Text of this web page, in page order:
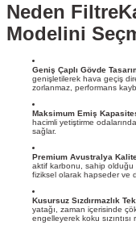
Neden
Modelini
Geniş Çaplı Gövde
genişletilerek hava geçiş
zorlanmaz, performans
Maksimum Emiş
hacimli yetiştirme
sağlar.
Premium Avustralya
aktif karbonu, sahip olduğu
fiziksel olarak hapseder ve
Kusursuz Sızdırmazlık
yatağı, zaman içerisinde
engelleyerek koku sızıntısı